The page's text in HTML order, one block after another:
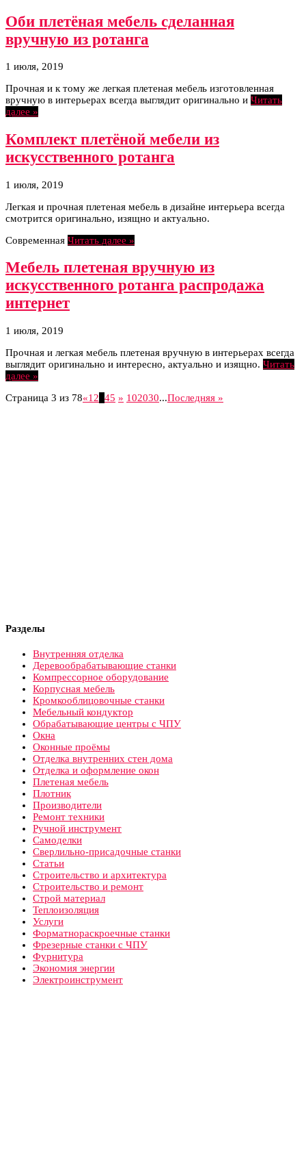
Оби плетёная мебель сделанная
вручную из ротанга
1 июля, 2019
Прочная и к тому же легкая плетеная мебель изготовленная
вручную в интерьерах всегда выглядит оригинально и Читать
далее »
Комплект плетёной мебели из
искусственного ротанга
1 июля, 2019
Легкая и прочная плетеная мебель в дизайне интерьера всегда
смотрится оригинально, изящно и актуально.
Современная Читать далее »
Мебель плетеная вручную из
искусственного ротанга распродажа
интернет
1 июля, 2019
Прочная и легкая мебель плетеная вручную в интерьерах всегда
выглядит оригинально и интересно, актуально и изящно. Читать
далее »
Страница 3 из 78«1 2 45 » 102030...Последняя »
Разделы
Внутренняя отделка
Деревообрабатывающие станки
Компрессорное оборудование
Корпусная мебель
Кромкооблицовочные станки
Мебельный кондуктор
Обрабатывающие центры с ЧПУ
Окна
Оконные проёмы
Отделка внутренних стен дома
Отделка и оформление окон
Плетеная мебель
Плотник
Производители
Ремонт техники
Ручной инструмент
Самоделки
Сверлильно-присадочные станки
Статьи
Строительство и архитектура
Строительство и ремонт
Строй материал
Теплоизоляция
Услуги
Форматнораскроечные станки
Фрезерные станки с ЧПУ
Фурнитура
Экономия энергии
Электроинструмент